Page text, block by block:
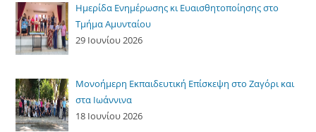
Ημερίδα Ενημέρωσης κι Ευαισθητοποίησης στο
Τμήμα Αμυνταίου
29 Ιουνίου 2026
Μονοήμερη Εκπαιδευτική Επίσκεψη στο Ζαγόρι και
στα Ιωάννινα
18 Ιουνίου 2026